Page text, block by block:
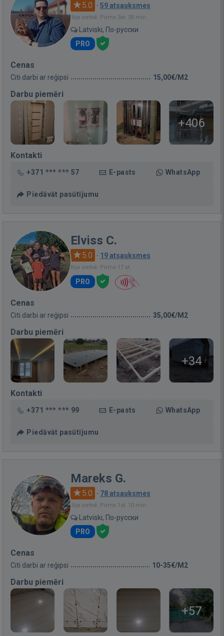
5.0 · 59 atsauksmes
Bija vietnē: Pirms 3st. 35 min.
Latviski, По-русски
PRO
Cenas
Citi darbi ar reģipsi 15,00€/M2
Darbu piemēri
+406
Kontakti
+371 *** *** 57 E-pasts WhatsApp
Piedāvāt pasūtījumu
Elviss C.
5.0 · 19 atsauksmes
Bija vietnē: Pirms 17 st.
PRO
Cenas
Citi darbi ar reģipsi 35,00€/M2
Darbu piemēri
+34
Kontakti
+371 *** *** 99 E-pasts WhatsApp
Piedāvāt pasūtījumu
Mareks G.
5.0 · 78 atsauksmes
Bija vietnē: Pirms 1st. 10 min.
Latviski, По-русски
PRO
Cenas
Citi darbi ar reģipsi 10-35€/M2
Darbu piemēri
+57